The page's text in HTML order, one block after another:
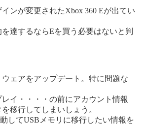
ンが変更されたXbox 360 Eが出てい
達するならEを買う必要はないと判
ウェアをアップデート。特に問題な
イ・・・・の前にアカウント情報
移行してしまいしょう。
してUSBメモリに移行したい情報を